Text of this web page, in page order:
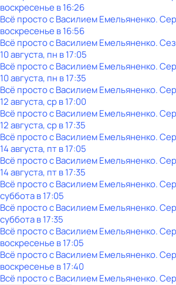
воскресенье в16:26
Всё просто с Василием Емельяненко.
воскресенье в16:56
Всё просто с Василием Емельяненко.
10 августа, пн в 17:05
Всё просто с Василием Емельяненко.
10 августа, пн в 17:35
Всё просто с Василием Емельяненко.
12 августа, ср в 17:00
Всё просто с Василием Емельяненко.
12 августа, ср в 17:35
Всё просто с Василием Емельяненко.
14 августа, пт в 17:05
Всё просто с Василием Емельяненко.
14 августа, пт в 17:35
Всё просто с Василием Емельяненко.
субботав17:05
Всё просто с Василием Емельяненко.
субботав17:35
Всё просто с Василием Емельяненко.
воскресенье в17:05
Всё просто с Василием Емельяненко.
воскресенье в17:40
Всё просто с Василием Емельяненко.